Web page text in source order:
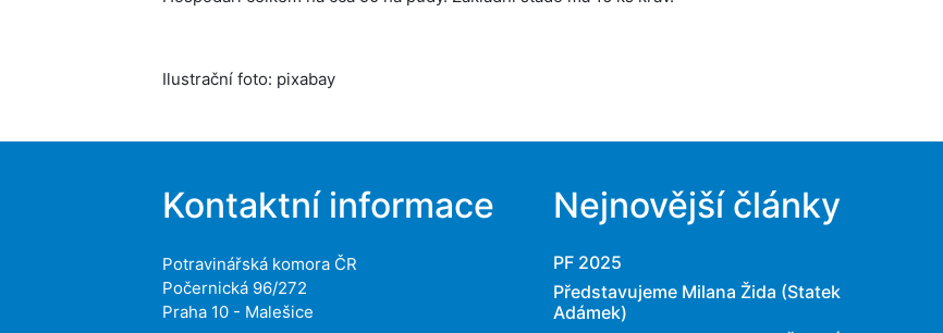
Ilustrační foto: pixabay
Kontaktní informace
Potravinářská komora ČR
Počernická 96/272
Praha 10 - Malešice
Nejnovější články
PF 2025
Představujeme Milana Žida (Statek
Adámek)